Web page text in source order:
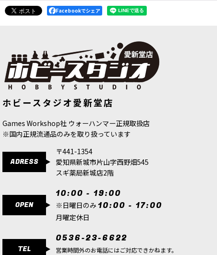
レギオ・カストーデス：コルヌス・グ
ラヴキャリア 31-166 ]
18,100
円(税込)
ー（日本語版）
8,800円(税込)
Facebookでシェア
ホビースタジオ愛新堂店
Games Workshop社 ウォーハンマー正規取扱店
※国内正規流通品のみを取り扱っています
ADRESS
〒441-1354
愛知県新城市片山字西野畑545
スギ薬局新城店2階
OPEN
10:00 - 19:00
※日曜日のみ 10:00 - 17:00
月曜定休日
TEL
0536-23-6622
営業時間外のお電話にはご対応できかねます。